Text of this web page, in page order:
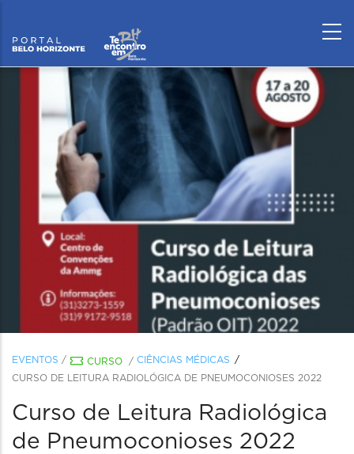
EVENTOS / CURSO / CIÊNCIAS MÉDICAS
CURSO DE LEITURA RADIOLÓGICA DE PNEUMOCONIOSES 2022
Curso de Leitura Radiológica
de Pneumoconioses 2022